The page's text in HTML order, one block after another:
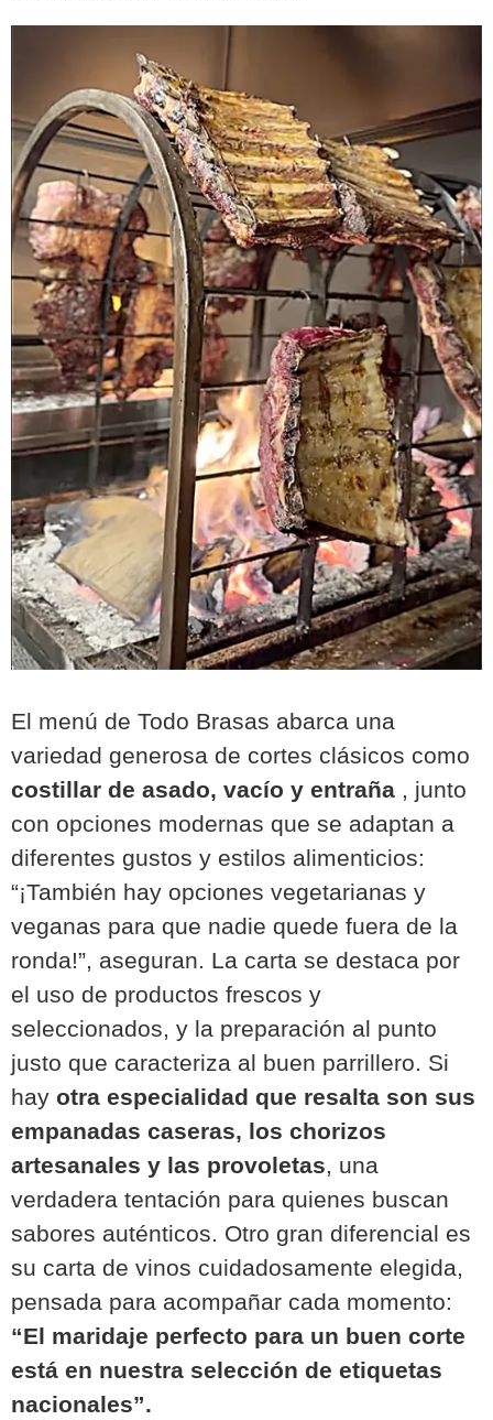
El menú de Todo Brasas abarca una
variedad generosa de cortes clásicos como
costillar de asado, vacío y entraña , junto
con opciones modernas que se adaptan a
diferentes gustos y estilos alimenticios:
“¡También hay opciones vegetarianas y
veganas para que nadie quede fuera de la
ronda!”, aseguran. La carta se destaca por
el uso de productos frescos y
seleccionados, y la preparación al punto
justo que caracteriza al buen parrillero. Si
hay otra especialidad que resalta son sus
empanadas caseras, los chorizos
artesanales y las provoletas, una
verdadera tentación para quienes buscan
sabores auténticos. Otro gran diferencial es
su carta de vinos cuidadosamente elegida,
pensada para acompañar cada momento:
“El maridaje perfecto para un buen corte
está en nuestra selección de etiquetas
nacionales”.